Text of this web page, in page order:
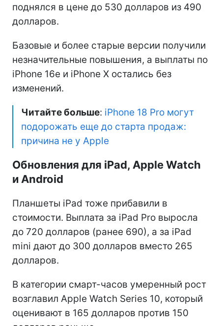
поднялся в цене до 530 долларов из 490
долларов.
Базовые и более старые версии получили
незначительные повышения, а выплаты по
iPhone 16e и iPhone X остались без
изменений.
Читайте больше: iPhone 18 Pro могут
подорожать еще до старта продаж:
причина не у Apple
Обновления для iPad, Apple Watch
и Android
Планшеты iPad тоже прибавили в
стоимости. Выплата за iPad Pro выросла
до 720 долларов (ранее 690), а за iPad
mini дают до 300 долларов вместо 265
долларов.
В категории смарт-часов умеренный рост
возглавил Apple Watch Series 10, который
оценивают в 165 долларов против 150